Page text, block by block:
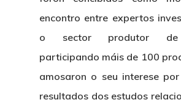
encontro entre expertos
o sector produtor de
participando máis de 100
amosaron o seu interese
resultados dos estudos